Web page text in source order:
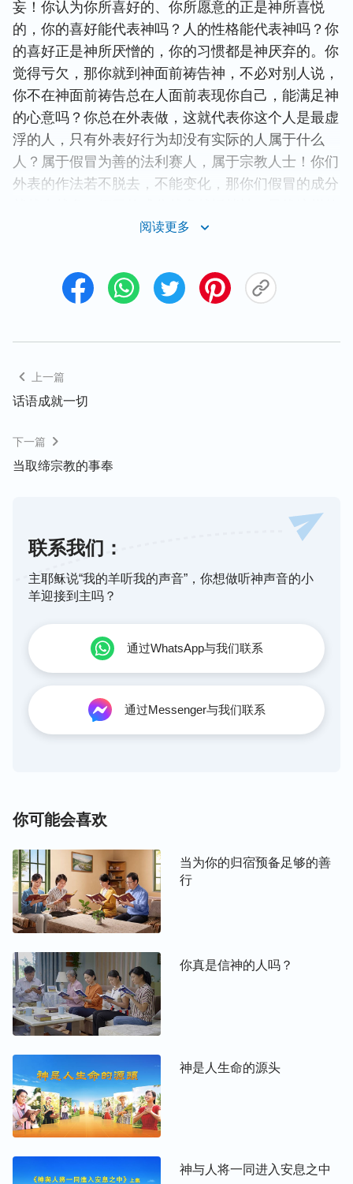
妄！你认为你所喜好的、你所愿意的正是神所喜悦
的，你的喜好能代表神吗？人的性格能代表神吗？你
的喜好正是神所厌憎的，你的习惯都是神厌弃的。你
觉得亏欠，那你就到神面前祷告神，不必对别人说，
你不在神面前祷告总在人面前表现你自己，能满足神
的心意吗？你总在外表做，这就代表你这个人是最虚
浮的人，只有外表好行为却没有实际的人属于什么
人？属于假冒为善的法利赛人，属于宗教人士！你们
外表的作法若不脱去，不能变化，那你们假冒的成分
阅读更多
上一篇
话语成就一切
下一篇
当取缔宗教的事奉
联系我们：
主耶稣说“我的羊听我的声音”，你想做听神声音的小
羊迎接到主吗？
通过WhatsApp与我们联系
通过Messenger与我们联系
你可能会喜欢
当为你的归宿预备足够的善
行
你真是信神的人吗？
神是人生命的源头
神与人将一同进入安息之中